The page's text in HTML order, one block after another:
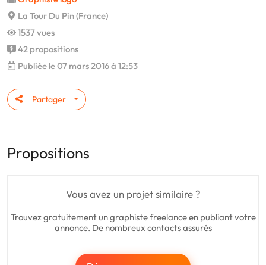
La Tour Du Pin (France)
1537 vues
42 propositions
Publiée le 07 mars 2016 à 12:53
Partager
Propositions
Vous avez un projet similaire ?
Trouvez gratuitement un graphiste freelance en publiant votre
annonce. De nombreux contacts assurés